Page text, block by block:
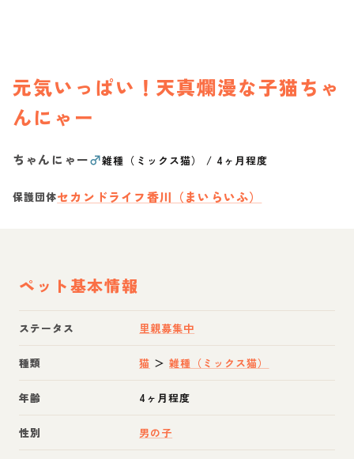
元気いっぱい！天真爛漫な子猫ちゃ
んにゃー
ちゃんにゃー♂雑種（ミックス猫） / 4ヶ月程度
保護団体セカンドライフ香川（まいらいふ）
ペット基本情報
ステータス 里親募集中
種類 猫 ＞雑種（ミックス猫）
年齢 4ヶ月程度
性別 男の子